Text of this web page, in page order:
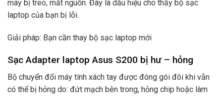
máy bị treo, mất nguồn. Đây là dấu hiệu cho thấy bộ sạc
laptop của bạn bị lỗi.
Giải pháp: Bạn cần thay bộ sạc laptop mới
Sạc Adapter laptop Asus S200 bị hư – hỏng
Bộ chuyển đổi máy tính xách tay được đóng gói đôi khi vẫn
có thể bị hỏng do: đứt mạch bên trong, hỏng chip hoặc làm